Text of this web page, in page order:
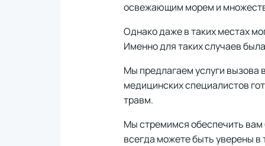
освежающим морем и
Однако даже в таких местах
Именно для таких случаев
Мы предлагаем услуги вызова
медицинских специалистов
травм.
Мы стремимся обеспечить
всегда можете быть уверены